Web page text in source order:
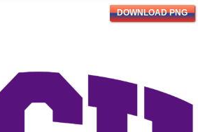
DOWNLOAD PNG